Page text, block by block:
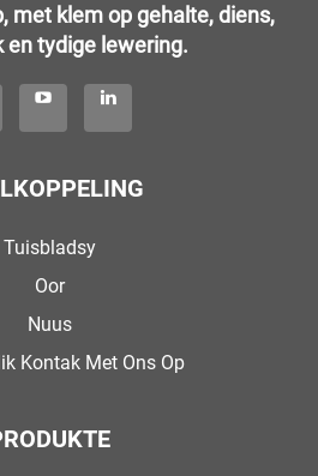
met klem op gehalte, diens,
en tydige lewering.
Tuisbladsy
Oor
Nuus
Kontak Met Ons Op